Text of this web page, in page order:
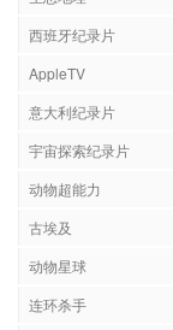
西班牙纪录片
AppleTV
意大利纪录片
宇宙探索纪录片
动物超能力
古埃及
动物星球
连环杀手